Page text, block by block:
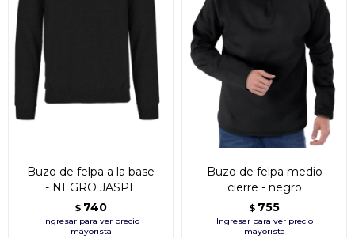
Buzo de felpa a la base
- NEGRO JASPE
$ 740
Buzo de felpa medio
cierre - negro
$ 755